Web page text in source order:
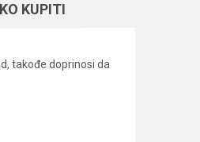
KUPITI
takođe doprinosi da